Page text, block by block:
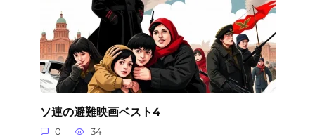
ソ連の避難映画ベスト4
0 34